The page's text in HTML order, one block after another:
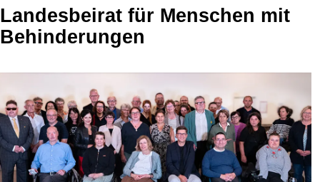
Landesbeirat für Menschen mit
Behinderungen